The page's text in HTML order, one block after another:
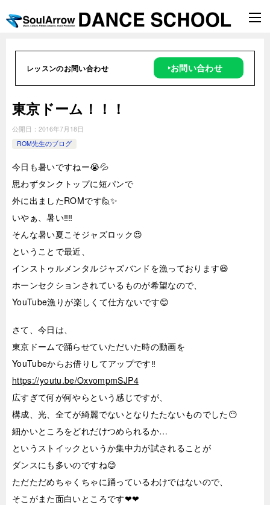
レッスンのお問い合わせ ‣お問い合わせ
東京ドーム！！！
公開日： 2016年7月18日
ROM先生のブログ
今日も暑いですねー😭💦
思わずタンクトップに短パンで
外に出ましたROMです🙋✨
いやぁ、暑い‼️‼️
そんな暑い夏こそジャズロック😍
ということで最近、
インストゥルメンタルジャズバンドを漁っております😆
ホーンセクションされているものが希望なので、
YouTube漁りが楽しくて仕方ないです😊
さて、今日は、
東京ドームで踊らせていただいた時の動画を
YouTubeからお借りしてアップです‼️
https://youtu.be/OxvompmSJP4
広すぎて何が何やらという感じですが、
構成、光、全てが綺麗でないとなりたたないものでした😶
細かいところをどれだけつめられるか…
というストイックというか集中力が試されることが
ダンスにも多いのですね😊
ただただめちゃくちゃに踊っているわけではないので、
そこがまた面白いところです❤❤